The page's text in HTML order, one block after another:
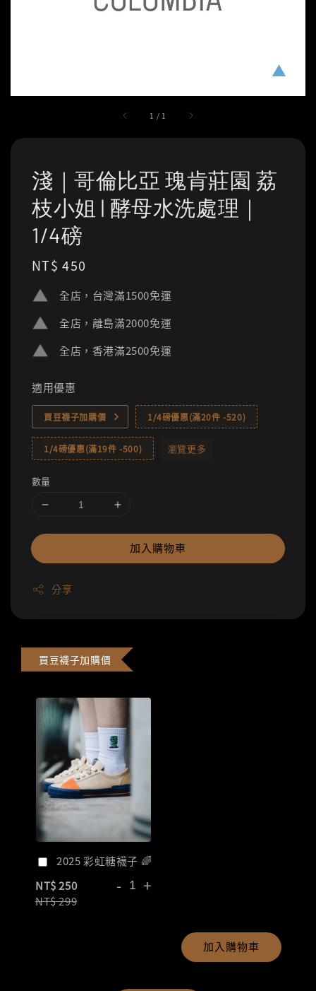
1 / 1
淺｜哥倫比亞 瑰肯莊園 荔
枝小姐 | 酵母水洗處理｜
1/4磅
Regular
NT$ 450
全店，台灣滿1500免運
全店，離島滿2000免運
全店，香港滿2500免運
適用優惠
買豆襪子加購價 1/4磅優惠(滿20件 -520)
1/4磅優惠(滿19件 -500) 瀏覽更多
數量
加入購物車
分享
買豆襪子加購價
2025 彩虹糖襪子 🌈
NT$ 250
NT$ 299
- +
加入購物車